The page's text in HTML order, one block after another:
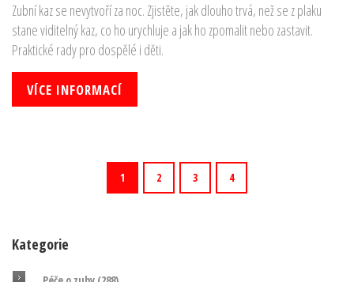
Zubní kaz se nevytvoří za noc. Zjistěte, jak dlouho trvá, než se z plaku
stane viditelný kaz, co ho urychluje a jak ho zpomalit nebo zastavit.
Praktické rady pro dospělé i děti.
VÍCE INFORMACÍ
1 2 3 4
Kategorie